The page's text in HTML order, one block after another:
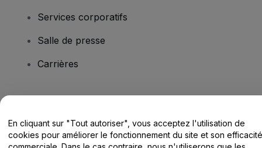
Services corporatifs
Salle de presse
Carrières
Centre d'assistance / Nous contacter
En cliquant sur "Tout autoriser", vous acceptez l'utilisation de
cookies pour améliorer le fonctionnement du site et son efficacité